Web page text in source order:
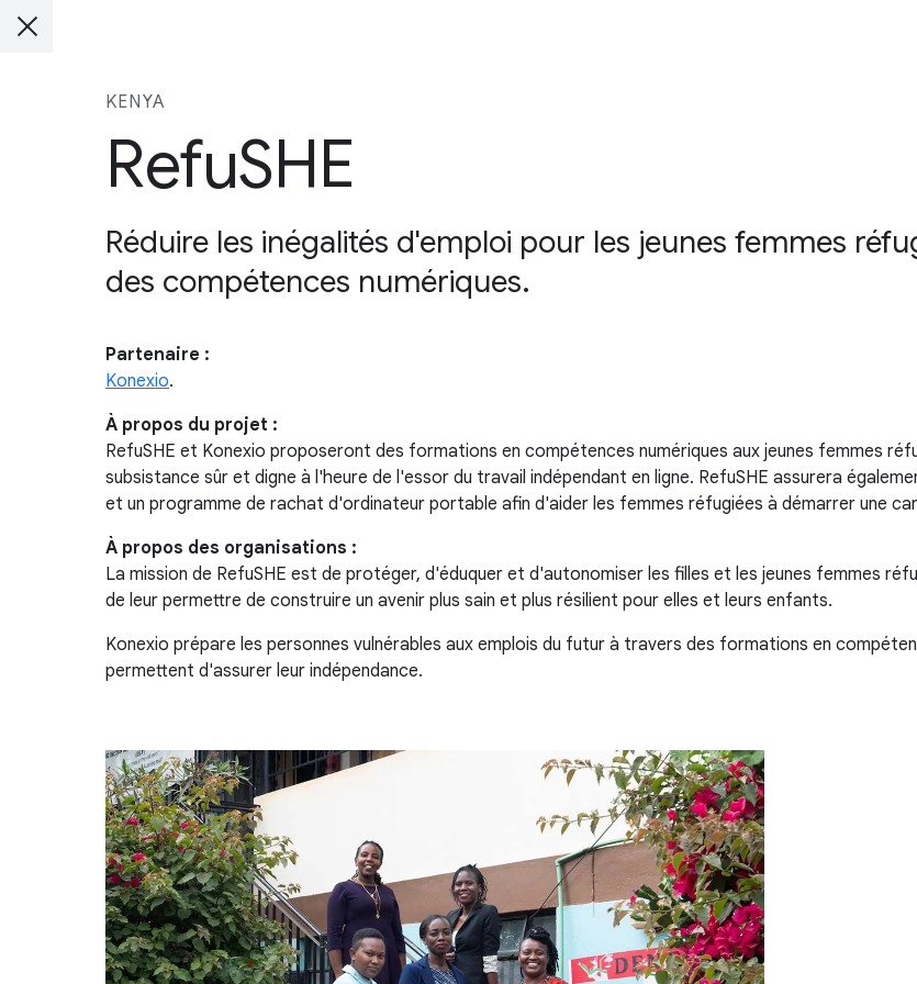
KENYA
RefuSHE
Réduire les inégalités d'emploi pour les jeunes femmes
des compétences numériques.
Partenaire :
Konexio.
À propos du projet :
RefuSHE et Konexio proposeront des formations en compétences numériques aux jeunes femmes
subsistance sûr et digne à l'heure de l'essor du travail indépendant en ligne. RefuSHE assurera
et un programme de rachat d'ordinateur portable afin d'aider les femmes réfugiées à démarrer une
À propos des organisations :
La mission de RefuSHE est de protéger, d'éduquer et d'autonomiser les filles et les jeunes femmes
de leur permettre de construire un avenir plus sain et plus résilient pour elles et leurs enfants.
Konexio prépare les personnes vulnérables aux emplois du futur à travers des formations en
permettent d'assurer leur indépendance.